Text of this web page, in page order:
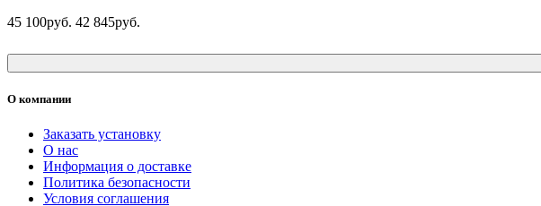
45 100руб. 42 845руб.
О компании
Заказать установку
О нас
Информация о доставке
Политика безопасности
Условия соглашения